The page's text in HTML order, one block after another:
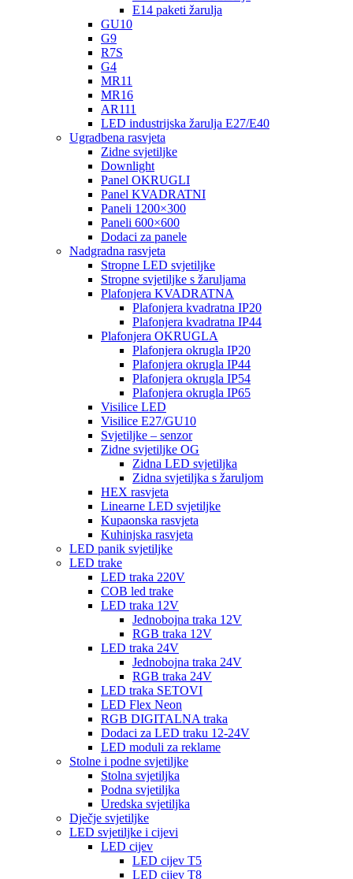
E14 paketi žarulja
GU10
G9
R7S
G4
MR11
MR16
AR111
LED industrijska žarulja E27/E40
Ugradbena rasvjeta
Zidne svjetiljke
Downlight
Panel OKRUGLI
Panel KVADRATNI
Paneli 1200×300
Paneli 600×600
Dodaci za panele
Nadgradna rasvjeta
Stropne LED svjetiljke
Stropne svjetiljke s žaruljama
Plafonjera KVADRATNA
Plafonjera kvadratna IP20
Plafonjera kvadratna IP44
Plafonjera OKRUGLA
Plafonjera okrugla IP20
Plafonjera okrugla IP44
Plafonjera okrugla IP54
Plafonjera okrugla IP65
Visilice LED
Visilice E27/GU10
Svjetiljke – senzor
Zidne svjetiljke OG
Zidna LED svjetiljka
Zidna svjetiljka s žaruljom
HEX rasvjeta
Linearne LED svjetiljke
Kupaonska rasvjeta
Kuhinjska rasvjeta
LED panik svjetiljke
LED trake
LED traka 220V
COB led trake
LED traka 12V
Jednobojna traka 12V
RGB traka 12V
LED traka 24V
Jednobojna traka 24V
RGB traka 24V
LED traka SETOVI
LED Flex Neon
RGB DIGITALNA traka
Dodaci za LED traku 12-24V
LED moduli za reklame
Stolne i podne svjetiljke
Stolna svjetiljka
Podna svjetiljka
Uredska svjetiljka
Dječje svjetiljke
LED svjetiljke i cijevi
LED cijev
LED cijev T5
LED cijev T8